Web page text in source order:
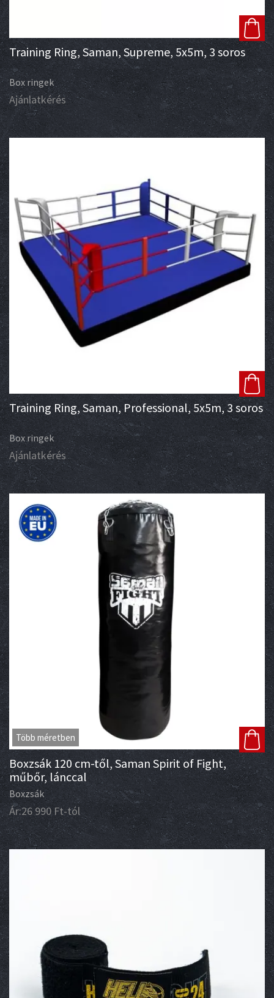
Training Ring, Saman, Supreme, 5x5m, 3 soros
Box ringek
Ajánlatkérés
Training Ring, Saman, Professional, 5x5m, 3 soros
Box ringek
Ajánlatkérés
Több méretben
Boxzsák 120 cm-től, Saman Spirit of Fight,
műbőr, lánccal
Boxzsák
Ár:26 990Ft-tól